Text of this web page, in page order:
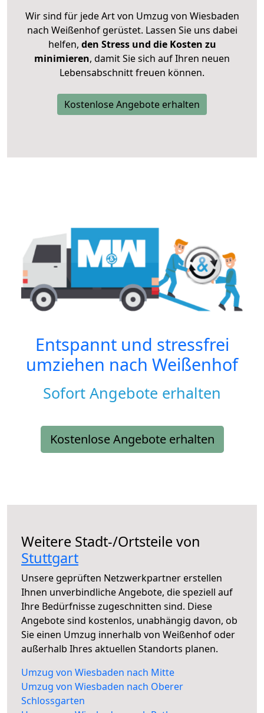
Wir sind für jede Art von Umzug von Wiesbaden
nach Weißenhof gerüstet. Lassen Sie uns dabei
helfen, den Stress und die Kosten zu
minimieren, damit Sie sich auf Ihren neuen
Lebensabschnitt freuen können.
Kostenlose Angebote erhalten
Entspannt und stressfrei
umziehen nach Weißenhof
Sofort Angebote erhalten
Kostenlose Angebote erhalten
Weitere Stadt-/Ortsteile von
Stuttgart
Unsere geprüften Netzwerkpartner erstellen
Ihnen unverbindliche Angebote, die speziell auf
Ihre Bedürfnisse zugeschnitten sind. Diese
Angebote sind kostenlos, unabhängig davon, ob
Sie einen Umzug innerhalb von Weißenhof oder
außerhalb Ihres aktuellen Standorts planen.
Umzug von Wiesbaden nach Mitte
Umzug von Wiesbaden nach Oberer
Schlossgarten